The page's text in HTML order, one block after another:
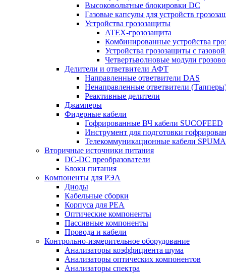
Высоковольтные блокировки DC
Газовые капсулы для устройств
Устройства грозозащиты
ATEX-грозозащита
Комбинированные устройства
Устройства грозозащиты с
Четвертьволновые модули
Делители и ответвители АФТ
Направленные ответвители DAS
Ненаправленные ответвители
Реактивные делители
Джамперы
Фидерные кабели
Гофрированные ВЧ кабели SUCOFEED
Инструмент для подготовки
Телекоммуникационные кабели SPUMA
Вторичные источники питания
DC-DC преобразователи
Блоки питания
Компоненты для РЭА
Диоды
Кабельные сборки
Корпуса для РЕА
Оптические компоненты
Пассивные компоненты
Провода и кабели
Контрольно-измерительное оборудование
Анализаторы коэффициента шума
Анализаторы оптических компонентов
Анализаторы спектра